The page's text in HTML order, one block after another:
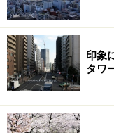
印象
タワ